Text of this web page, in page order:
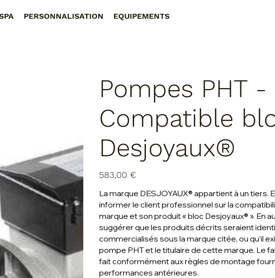
PERSONNALISATION EQUIPEMENTS
Pompes PHT -
Compatible
Desjoyaux®
583,00 €
La marque DESJOYAUX® appartient à un
informer le client professionnel sur la
marque et son produit « bloc Desjoyaux® ». En
suggérer que les produits décrits seraient
commercialisés sous la marque citée, ou qu’il
pompe PHT et le titulaire de cette marque. Le
fait conformément aux règles de montage
performances antérieures.